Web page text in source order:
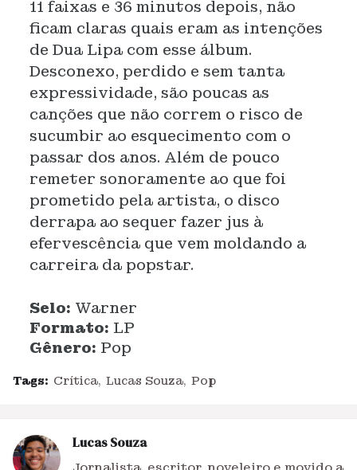
11 faixas e 36 minutos depois, não
ficam claras quais eram as intenções
de Dua Lipa com esse álbum.
Desconexo, perdido e sem tanta
expressividade, são poucas as
canções que não correm o risco de
sucumbir ao esquecimento com o
passar dos anos. Além de pouco
remeter sonoramente ao que foi
prometido pela artista, o disco
derrapa ao sequer fazer jus à
efervescência que vem moldando a
carreira da popstar.
Selo: Warner
Formato: LP
Gênero: Pop
Tags: Crítica Lucas Souza Pop
Lucas Souza